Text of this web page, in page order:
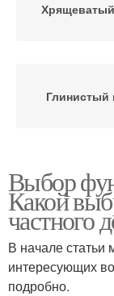
Хрящеватый
Глинистый
Торфяной
Выбор
Какой
частного
В начале статьи
интересующих
подробно.